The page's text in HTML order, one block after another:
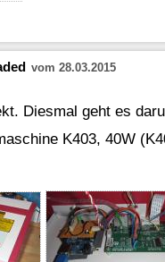
vom 28.03.2015
Diesmal geht es
K403, 40W